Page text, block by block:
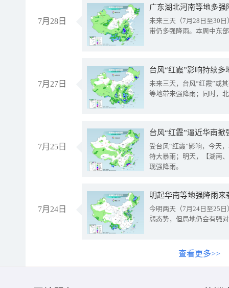
7月28日
广东湖北河南等地多
未来三天（7月28日至30
带仍多强降雨。本周中东
7月27日
台风“红霞”影响持续
未来三天，台风“红霞”或
等地带来强降雨；同时，
7月25日
台风“红霞”逼近华南
受台风“红霞”影响，今天
特大暴雨；明天，【湖南
现强降雨。
7月24日
明起华南等地强降雨
今明两天（7月24日至25
弱态势，但局地仍会有强
查看更多>>